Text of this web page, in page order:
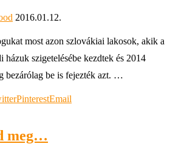
2016.01.12.
most azon szlovákiai lakosok, akik a
házuk szigetelésébe kezdtek és 2014
bezárólag be is fejezték azt. …
PinterestEmail
meg…